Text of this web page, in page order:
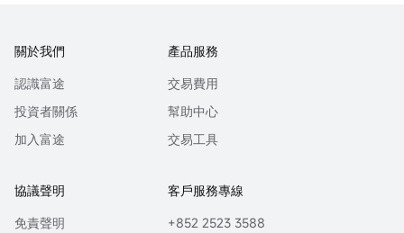
關於我們
認識富途
投資者關係
加入富途
產品服務
交易費用
幫助中心
交易工具
協議聲明
免責聲明
客戶服務專線
+852 2523 3588